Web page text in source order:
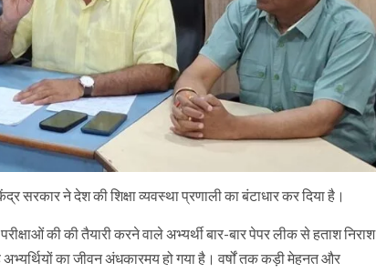
सरकार ने देश की शिक्षा व्यवस्था प्रणाली का बंटाधार कर दिया है।
की की तैयारी करने वाले अभ्यर्थी बार-बार पेपर लीक से हताश निराश
का जीवन अंधकारमय हो गया है। वर्षों तक कड़ी मेहनत और